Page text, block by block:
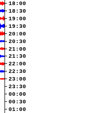
18:00
18:30
19:00
19:30
20:00
20:30
21:00
21:30
22:00
22:30
23:00
23:30
00:00
00:30
01:00